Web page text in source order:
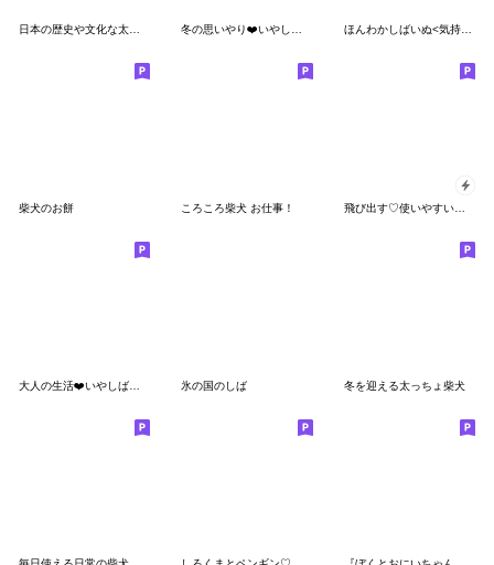
日本の歴史や文化な太っちょ柴犬 イベント 冬の思いやり❤️いやしばいぬ❤️黒柴犬 ほんわかしばいぬ<気持ちを伝える>
柴犬のお餅 ころころ柴犬 お仕事！ 飛び出す♡使いやすい豆柴日和
氷の国のしば 冬を迎える太っちょ柴犬